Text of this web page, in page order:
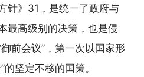
针》31，是统一了政府与
最高级别的决策，也是侵
前会议”，第一次以国家形
坚定不移的国策。